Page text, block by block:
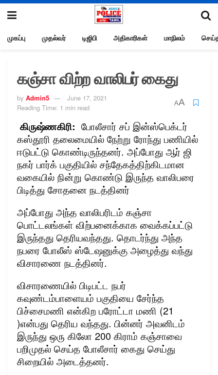
முகப்பு முதல்வர் டிஜிபி அதிகாரிகள் மாநிலம்
கஞ்சா விற்ற வாலிபர் கைது
by Admin5
June 17, 2021
Reading Time: 1 min read
AA
கிருஷ்ணகிரி: போலீசார் சப் இன்ஸ்பெக்டர்
கஸ்தூரி தலைமையில் நேற்று ரோந்து பணியில்
ஈடுபட்டு கொண்டிருந்தனர். அப்போது ஆர் ஜி
நகர் பார்க் பகுதியில் சந்தேகத்திற்கிடமான
வகையில் நின்று கொண்டு இருந்த வாலிபரை
பிடித்து சோதனை நடத்தினர்
அப்போது அந்த வாலிபரிடம் கஞ்சா
பொட்டலங்கள் விற்பனைக்காக வைக்கப்பட்டு
இருந்தது தெரியவந்தது. தொடர்ந்து அந்த
நபரை போலீஸ் ஸ்டேஷனுக்கு அழைத்து வந்து
விசாரணை நடத்தினர்.
விசாரணையில் பிடிபட்ட நபர்
கவுண்டம்பாளையம் பகுதியை சேர்ந்த
பிச்சைமணி என்கிற பரோட்டா மணி (21
)என்பது தெரிய வந்தது. பின்னர் அவனிடம்
இருந்து ஒரு கிலோ 200 கிராம் கஞ்சாவை
பறிமுதல் செய்த போலீசார் கைது செய்து
சிறையில் அடைத்தனர்.